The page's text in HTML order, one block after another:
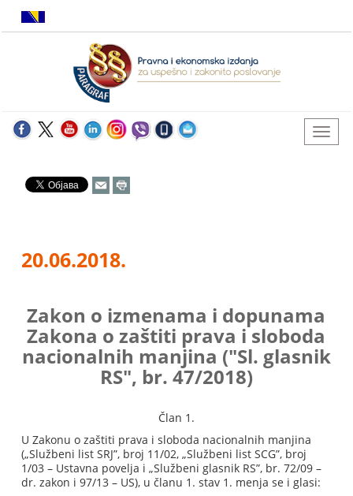
20.06.2018.
Zakon o izmenama i dopunama
Zakona o zaštiti prava i sloboda
nacionalnih manjina ("Sl. glasnik
RS", br. 47/2018)
Član 1.
U Zakonu o zaštiti prava i sloboda nacionalnih manjina
(„Službeni list SRJ”, broj 11/02, „Službeni list SCG”, broj
1/03 – Ustavna povelja i „Službeni glasnik RS”, br. 72/09 –
dr. zakon i 97/13 – US), u članu 1. stav 1. menja se i glasi: